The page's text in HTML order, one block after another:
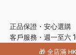
正品保證・安心選購
客戶服務・週一至六
🎁 全店滿